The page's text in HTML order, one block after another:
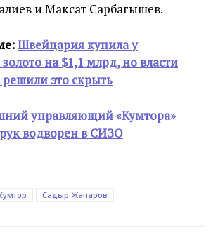
и Максат Сарбагышев.
Швейцария купила у
на $1,1 млрд, но власти
это скрыть
управляющий «Кумтора»
водворен в СИЗО
Садыр Жапаров